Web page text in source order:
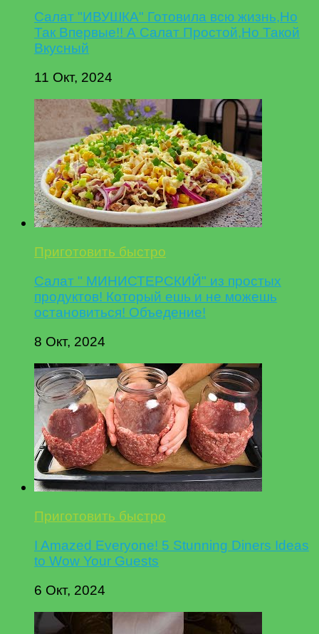
Салат "ИВУШКА" Готовила всю жизнь,Но
Так Впервые!! А Салат Простой,Но Такой
Вкусный
11 Окт, 2024
Приготовить быстро
Салат " МИНИСТЕРСКИЙ" из простых
продуктов! Который ешь и не можешь
остановиться! Объедение!
8 Окт, 2024
Приготовить быстро
I Amazed Everyone! 5 Stunning Diners Ideas
to Wow Your Guests
6 Окт, 2024